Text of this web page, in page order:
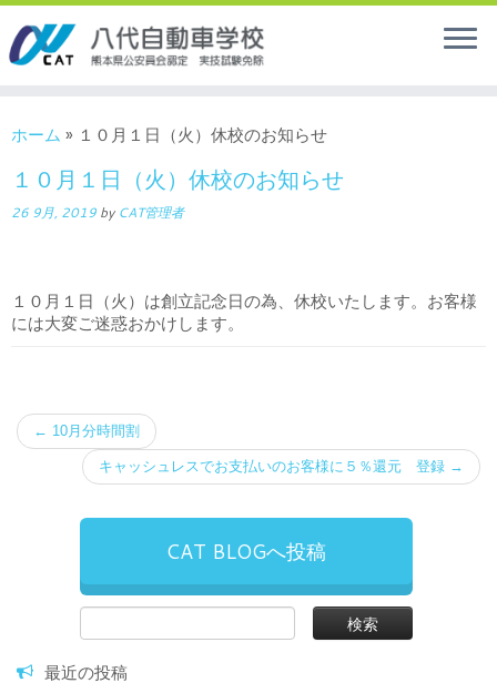
ホーム » １０月１日（火）休校のお知らせ
１０月１日（火）休校のお知らせ
26 9月, 2019 by CAT管理者
１０月１日（火）は創立記念日の為、休校いたします。お客様
には大変ご迷惑おかけします。
← 10月分時間割
キャッシュレスでお支払いのお客様に５％還元 登録 →
CAT BLOGへ投稿
索:
最近の投稿